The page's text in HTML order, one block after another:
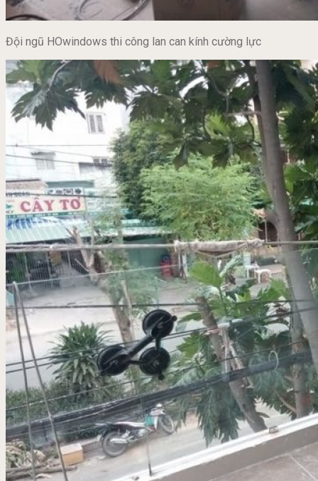
Đội ngũ HOwindows thi công lan can kính cường lực